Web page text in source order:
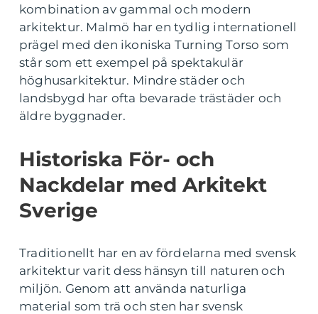
kombination av gammal och modern
arkitektur. Malmö har en tydlig internationell
prägel med den ikoniska Turning Torso som
står som ett exempel på spektakulär
höghusarkitektur. Mindre städer och
landsbygd har ofta bevarade trästäder och
äldre byggnader.
Historiska För- och
Nackdelar med Arkitekt
Sverige
Traditionellt har en av fördelarna med svensk
arkitektur varit dess hänsyn till naturen och
miljön. Genom att använda naturliga
material som trä och sten har svensk